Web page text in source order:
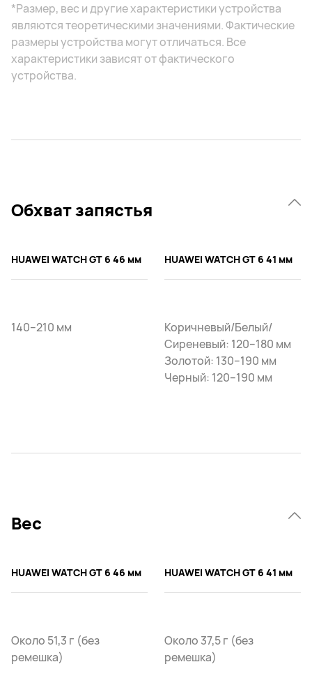
*Размер, вес и другие характеристики устройства
являются теоретическими значениями. Фактические
размеры устройства могут отличаться. Все
характеристики зависят от фактического
устройства.
Обхват запястья
HUAWEI WATCH GT 6 46 мм
140–210 мм
HUAWEI WATCH GT 6 41 мм
Коричневый/Белый/
Сиреневый: 120–180 мм
Золотой: 130–190 мм
Черный: 120–190 мм
Вес
HUAWEI WATCH GT 6 46 мм
Около 51,3 г (без
ремешка)
HUAWEI WATCH GT 6 41 мм
Около 37,5 г (без
ремешка)